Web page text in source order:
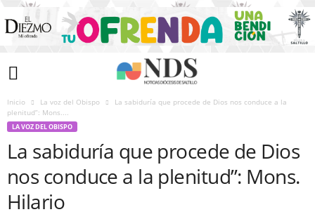
Inicio La voz del Obispo
La sabiduría que procede de Dios nos conduce a la
plenitud”: Mons....
LA VOZ DEL OBISPO
La sabiduría que procede de Dios
nos conduce a la plenitud”: Mons.
Hilario